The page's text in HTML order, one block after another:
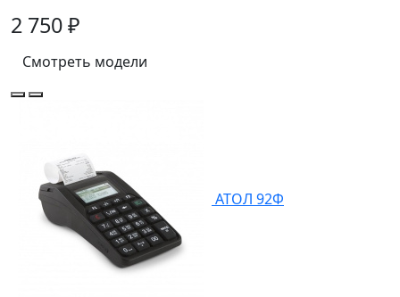
2 750 ₽
Смотреть модели
АТОЛ 92Ф